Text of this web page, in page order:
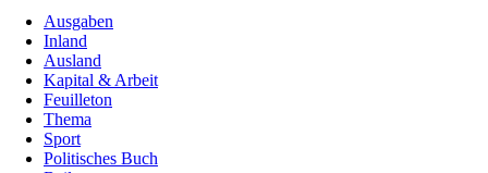
Ausgaben
Inland
Ausland
Kapital & Arbeit
Feuilleton
Thema
Sport
Politisches Buch